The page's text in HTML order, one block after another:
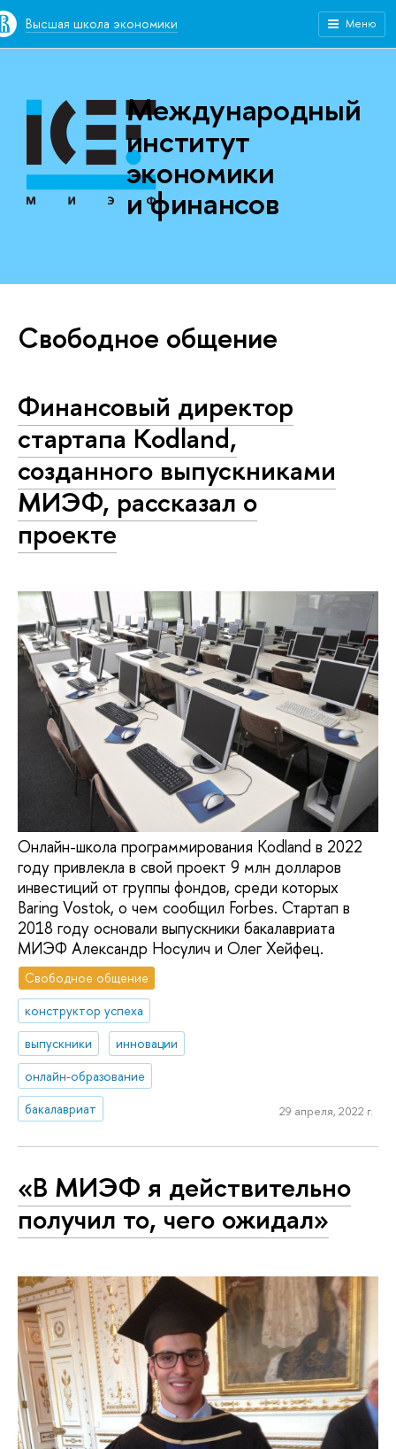
Высшая школа экономики Меню
Международный
институт
экономики
и финансов
Свободное общение
Финансовый директор
стартапа Kodland,
созданного выпускниками
МИЭФ, рассказал о
проекте
Онлайн-школа программирования Kodland в 2022
году привлекла в свой проект 9 млн долларов
инвестиций от группы фондов, среди которых
Baring Vostok, о чем сообщил Forbes. Стартап в
2018 году основали выпускники бакалавриата
МИЭФ Александр Носулич и Олег Хейфец.
Свободное общение
конструктор успеха
выпускники
инновации
онлайн-образование
бакалавриат
29 апреля, 2022 г.
«В МИЭФ я действительно
получил то, чего ожидал»